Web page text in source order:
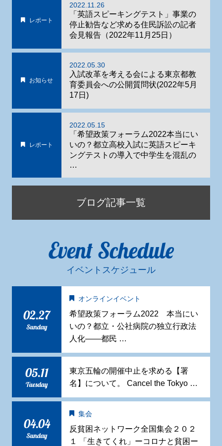
レポート
2022.11.26
「英語スピーキングテスト」事業の
停止勧告など求める住民訴訟の記者
会見報告（2022年11月25日）
お知らせ
2022.05.30
入試改革を考える会による東京都教
育委員会への公開質問状(2022年5月
17日)
レポート
2022.05.15
「希望政策フォーラム2022本当にい
いの？都立高校入試に英語スピーキ
ングテストの導入で中学生を混乱の
…
ブログ記事一覧
Event Schedule
イベントスケジュール
02.27
Sunday
オンラインイベント
希望政策フォーラム2022 本当にい
いの？都立・公社病院の独立行政法
人化——都民 …
05.11
Tuesday
東京五輪の開催中止を求める【署
名】について。 Cancel the Tokyo …
04.04
Sunday
集会
反貧困ネットワーク全国集会２０２
１ 「生きてくれ」ーコロナと貧困ー